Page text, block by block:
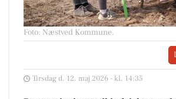
Foto: Næstved Kommune.
Tirsdag d. 12. maj 2026 - kl. 14:35